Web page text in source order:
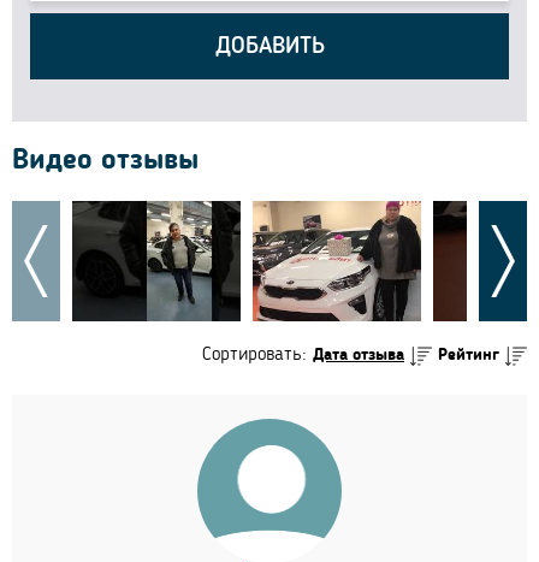
ДОБАВИТЬ
Видео отзывы
Сортировать: Дата отзыва Рейтинг